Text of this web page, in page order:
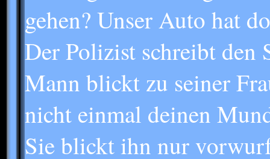
gehen? Unser Auto hat
Der Polizist schreibt den
Mann blickt zu seiner
nicht einmal deinen
Sie blickt ihn nur